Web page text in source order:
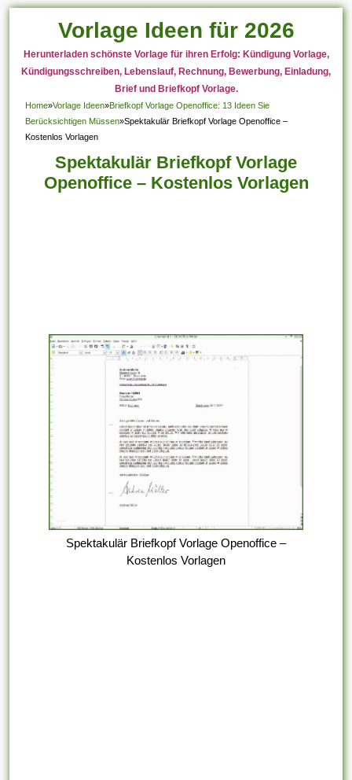
Vorlage Ideen für 2026
Herunterladen schönste Vorlage für ihren Erfolg: Kündigung Vorlage,
Kündigungsschreiben, Lebenslauf, Rechnung, Bewerbung, Einladung,
Brief und Briefkopf Vorlage.
Home»Vorlage Ideen»Briefkopf Vorlage Openoffice: 13 Ideen Sie
Berücksichtigen Müssen»Spektakulär Briefkopf Vorlage Openoffice –
Kostenlos Vorlagen
Spektakulär Briefkopf Vorlage
Openoffice – Kostenlos Vorlagen
Spektakulär Briefkopf Vorlage Openoffice –
Kostenlos Vorlagen